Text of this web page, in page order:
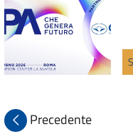
Precedente